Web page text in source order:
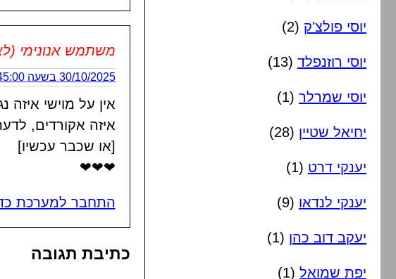
משתמש אנונימי
30/10/2025 בשעה 22:45:00
אין על מוישי איזה
איזה אקורדים,
[או שכבר עכשיו]
❤❤❤
התחבר למערכת
כתיבת תגובה
יוסי פולצ'ק (2)
יוסי רוזנפלד (13)
יוסי שמרלר (1)
יחיאל שטיין (28)
יענקי דרט (1)
יענקי לנדאו (9)
יעקב דוב כהן (1)
יפת שמואל (1)